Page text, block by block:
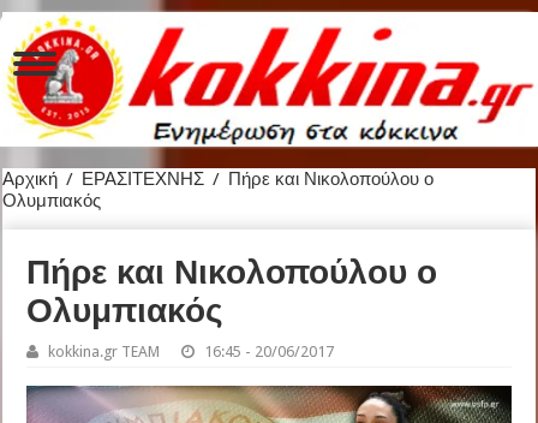
Αρχική / ΕΡΑΣΙΤΕΧΝΗΣ / Πήρε και Νικολοπούλου ο
Ολυμπιακός
Πήρε και Νικολοπούλου ο
Ολυμπιακός
kokkina.gr TEAM 16:45 - 20/06/2017